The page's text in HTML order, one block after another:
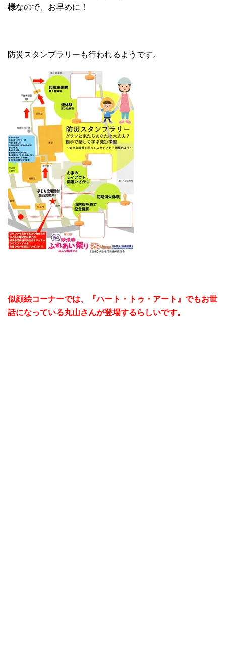
様なので、お早めに！
防災スタンプラリーも行われるようです。
似顔絵コーナーでは、『ハート・トゥ・アート』でもお世
話になっている丸山さんが登場するらしいです。